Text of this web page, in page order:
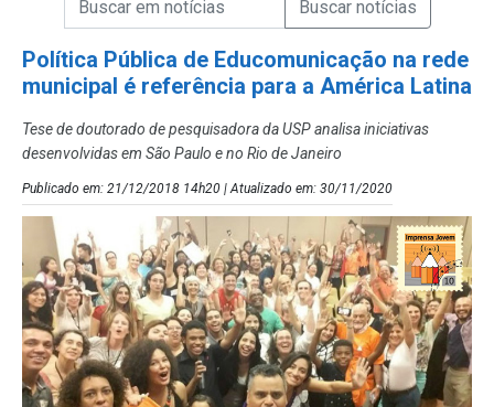
Política Pública de Educomunicação na rede
municipal é referência para a América Latina
Tese de doutorado de pesquisadora da USP analisa iniciativas
desenvolvidas em São Paulo e no Rio de Janeiro
Publicado em: 21/12/2018 14h20 | Atualizado em: 30/11/2020